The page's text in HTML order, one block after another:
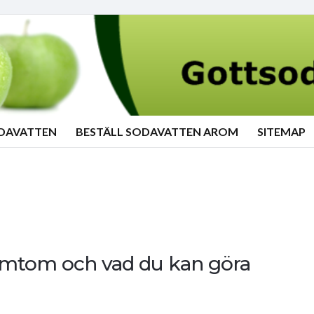
BESTÄLL SODAVATTEN AROM SITEMAP
och vad du kan göra